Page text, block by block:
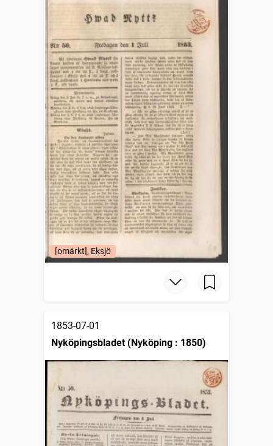
[omärkt], Eksjö
1853-07-01
Nyköpingsbladet (Nyköping : 1850)